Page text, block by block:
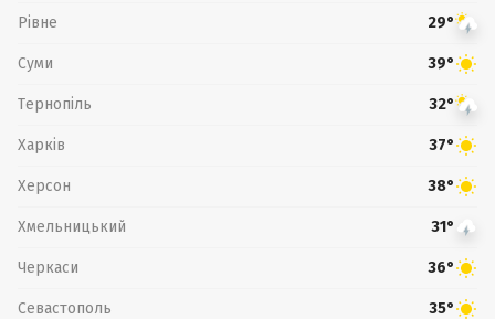
Рівне 29°
Суми 39°
Тернопіль 32°
Харків 37°
Херсон 38°
Хмельницький 31°
Черкаси 36°
Севастополь 35°